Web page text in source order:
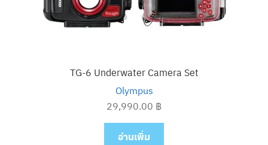
TG-6 Underwater Camera Set
Olympus
29,990.00 ฿
อ่านเพิ่ม